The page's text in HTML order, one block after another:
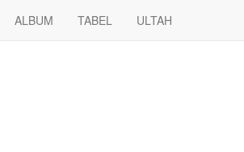
ALBUM TABEL ULTAH